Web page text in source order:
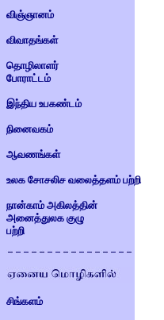
விஞ்ஞானம்
விவாதங்கள்
தொழிலாளர்
போராட்டம்
இந்திய உபகண்டம்
நினைவகம்
ஆவணங்கள்
உலக சோசலிச வலைத்தளம் பற்றி
நான்காம் அகிலத்தின்
அனைத்துலக குழு
பற்றி
சிங்களம்